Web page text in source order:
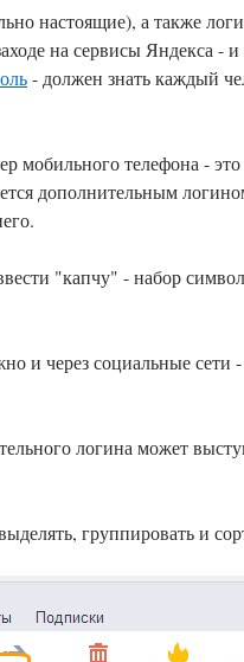
настоящие), а также
на сервисы Яндекса -
- должен знать каждый
мобильного телефона -
дополнительным
"капчу" - набор
и через социальные
логина может
группировать и